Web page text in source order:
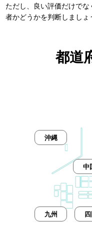
ただし、良い評価だけで
者かどうかを判断しましょ
都道
中
九州
沖縄